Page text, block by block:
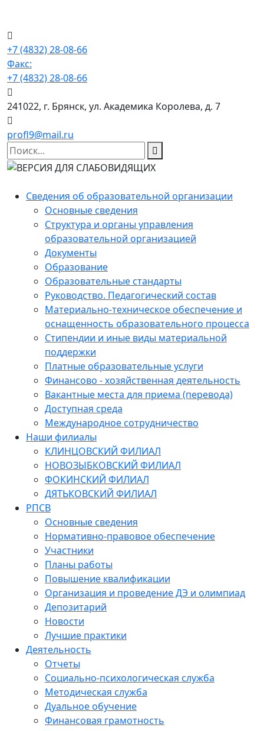
+7 (4832) 28-08-66
Факс:
+7 (4832) 28-08-66
241022, г. Брянск, ул. Академика Королева, д. 7
profl9@mail.ru
Сведения об образовательной организации
Основные сведения
Структура и органы управления
образовательной организацией
Документы
Образование
Образовательные стандарты
Руководство. Педагогический состав
Материально-техническое обеспечение и
оснащенность образовательного процесса
Стипендии и иные виды материальной
поддержки
Платные образовательные услуги
Финансово - хозяйственная деятельность
Вакантные места для приема (перевода)
Доступная среда
Международное сотрудничество
Наши филиалы
КЛИНЦОВСКИЙ ФИЛИАЛ
НОВОЗЫБКОВСКИЙ ФИЛИАЛ
ФОКИНСКИЙ ФИЛИАЛ
ДЯТЬКОВСКИЙ ФИЛИАЛ
РПСВ
Основные сведения
Нормативно-правовое обеспечение
Участники
Планы работы
Повышение квалификации
Организация и проведение ДЭ и олимпиад
Депозитарий
Новости
Лучшие практики
Деятельность
Отчеты
Социально-психологическая служба
Методическая служба
Дуальное обучение
Финансовая грамотность